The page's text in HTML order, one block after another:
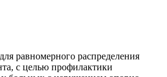
равномерного распределения
с целью профилактики